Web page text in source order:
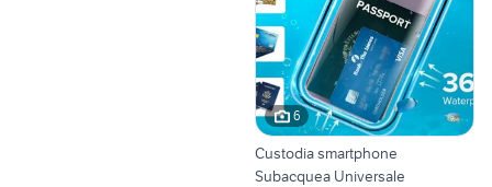
6
Custodia smartphone
Subacquea Universale